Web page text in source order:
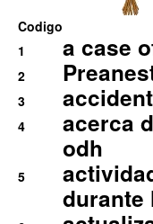
Codigo
1
a case
2
3
4
acerca
odh
5
durante